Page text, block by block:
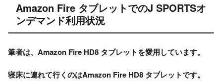
Amazon Fire タブレットでのJ SPORTSオ
ンデマンド利用状況
筆者は、Amazon Fire HD8 タブレットを愛用しています。
寝床に連れて行くのはAmazon Fire HD8 タブレットです。